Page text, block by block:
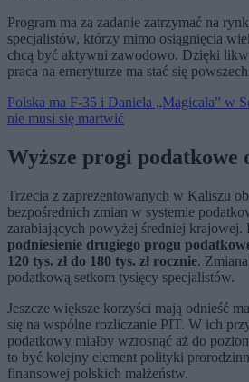
Program ma za zadanie zatrzymać na
specjalistów, którzy mimo osiągnięcia
chcą być aktywni zawodowo. Dzięki
praca na emeryturze ma stać się
Polska ma F-35 i Daniela „Magicala” w
nie musi się martwić
Wyższe progi podatkowe
Trzecia z zaprezentowanych w Kaliszu
bezpośrednich zmian w systemie
zarabiających powyżej średniej krajowej.
podniesienie drugiego progu
120 tys. zł do 180 tys. zł rocznie.
podatkową setkom tysięcy specjalistów.
Jeszcze większe korzyści mają odnieść
się na wspólne rozliczanie PIT. W ich
podatkowy miałby wzrosnąć aż do
to być kolejny element polityki
finansowej polskich małżeństw.